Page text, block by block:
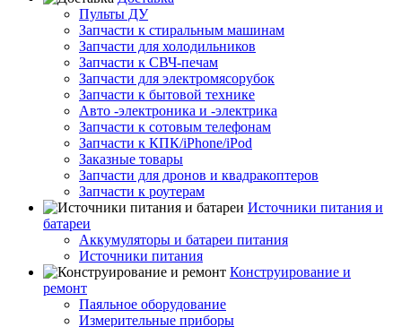
Пульты ДУ
Запчасти к стиральным машинам
Запчасти для холодильников
Запчасти к СВЧ-печам
Запчасти для электромясорубок
Запчасти к бытовой технике
Авто -электроника и -электрика
Запчасти к сотовым телефонам
Запчасти к КПК/iPhone/iPod
Заказные товары
Запчасти для дронов и квадракоптеров
Запчасти к роутерам
Источники питания и
батареи
Аккумуляторы и батареи питания
Источники питания
Конструирование и
ремонт
Паяльное оборудование
Измерительные приборы